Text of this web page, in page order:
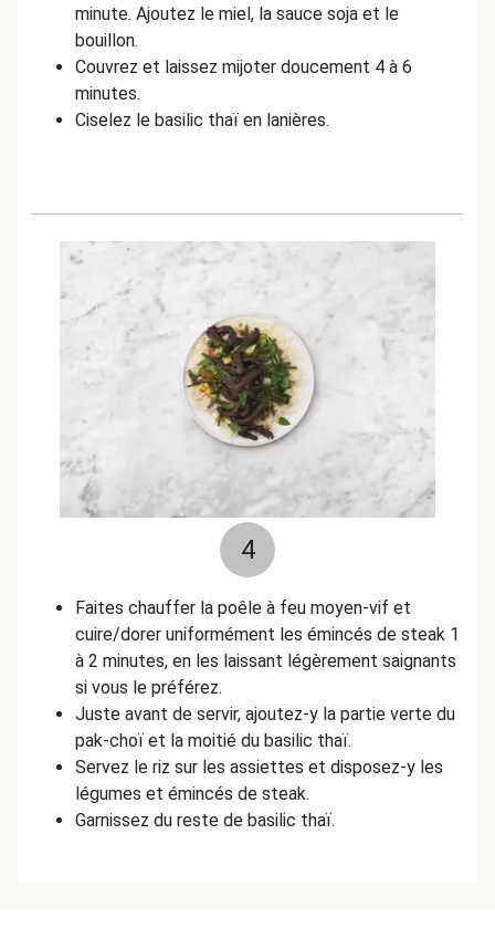
minute. Ajoutez le miel, la sauce soja et le
bouillon.
Couvrez et laissez mijoter doucement 4 à 6
minutes.
Ciselez le basilic thaï en lanières.
4
Faites chauffer la poêle à feu moyen-vif et
cuire/dorer uniformément les émincés de steak 1
à 2 minutes, en les laissant légèrement saignants
si vous le préférez.
Juste avant de servir, ajoutez-y la partie verte du
pak-choï et la moitié du basilic thaï.
Servez le riz sur les assiettes et disposez-y les
légumes et émincés de steak.
Garnissez du reste de basilic thaï.